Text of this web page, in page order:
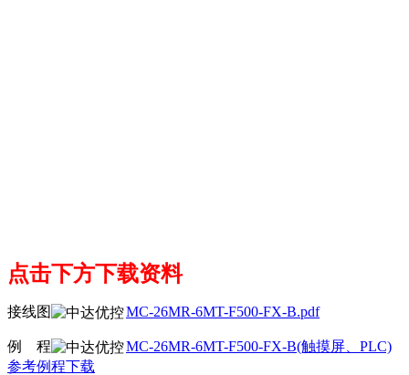
点击下方下载资料
接线图 MC-26MR-6MT-F500-FX-B.pdf
例 程
MC-26MR-6MT-F500-FX-B(触摸屏、PLC)
参考例程下载